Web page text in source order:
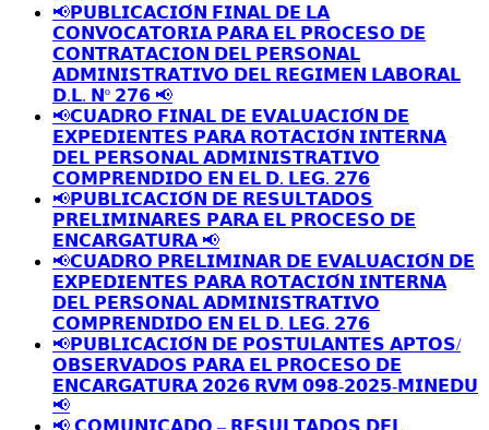
📢𝗣𝗨𝗕𝗟𝗜𝗖𝗔𝗖𝗜𝗢́𝗡 𝗙𝗜𝗡𝗔𝗟 𝗗𝗘 𝗟𝗔
𝗖𝗢𝗡𝗩𝗢𝗖𝗔𝗧𝗢𝗥𝗜𝗔 𝗣𝗔𝗥𝗔 𝗘𝗟 𝗣𝗥𝗢𝗖𝗘𝗦𝗢 𝗗𝗘
𝗖𝗢𝗡𝗧𝗥𝗔𝗧𝗔𝗖𝗜𝗢𝗡 𝗗𝗘𝗟 𝗣𝗘𝗥𝗦𝗢𝗡𝗔𝗟
𝗔𝗗𝗠𝗜𝗡𝗜𝗦𝗧𝗥𝗔𝗧𝗜𝗩𝗢 𝗗𝗘𝗟 𝗥𝗘𝗚𝗜𝗠𝗘𝗡 𝗟𝗔𝗕𝗢𝗥𝗔𝗟
𝗗.𝗟. 𝗡º 𝟮𝟳𝟲 📢
📢𝗖𝗨𝗔𝗗𝗥𝗢 𝗙𝗜𝗡𝗔𝗟 𝗗𝗘 𝗘𝗩𝗔𝗟𝗨𝗔𝗖𝗜𝗢́𝗡 𝗗𝗘
𝗘𝗫𝗣𝗘𝗗𝗜𝗘𝗡𝗧𝗘𝗦 𝗣𝗔𝗥𝗔 𝗥𝗢𝗧𝗔𝗖𝗜𝗢́𝗡 𝗜𝗡𝗧𝗘𝗥𝗡𝗔
𝗗𝗘𝗟 𝗣𝗘𝗥𝗦𝗢𝗡𝗔𝗟 𝗔𝗗𝗠𝗜𝗡𝗜𝗦𝗧𝗥𝗔𝗧𝗜𝗩𝗢
𝗖𝗢𝗠𝗣𝗥𝗘𝗡𝗗𝗜𝗗𝗢 𝗘𝗡 𝗘𝗟 𝗗. 𝗟𝗘𝗚. 𝟮𝟳𝟲
📢𝗣𝗨𝗕𝗟𝗜𝗖𝗔𝗖𝗜𝗢́𝗡 𝗗𝗘 𝗥𝗘𝗦𝗨𝗟𝗧𝗔𝗗𝗢𝗦
𝗣𝗥𝗘𝗟𝗜𝗠𝗜𝗡𝗔𝗥𝗘𝗦 𝗣𝗔𝗥𝗔 𝗘𝗟 𝗣𝗥𝗢𝗖𝗘𝗦𝗢 𝗗𝗘
𝗘𝗡𝗖𝗔𝗥𝗚𝗔𝗧𝗨𝗥𝗔 📢
📢𝗖𝗨𝗔𝗗𝗥𝗢 𝗣𝗥𝗘𝗟𝗜𝗠𝗜𝗡𝗔𝗥 𝗗𝗘 𝗘𝗩𝗔𝗟𝗨𝗔𝗖𝗜𝗢́𝗡 𝗗𝗘
𝗘𝗫𝗣𝗘𝗗𝗜𝗘𝗡𝗧𝗘𝗦 𝗣𝗔𝗥𝗔 𝗥𝗢𝗧𝗔𝗖𝗜𝗢́𝗡 𝗜𝗡𝗧𝗘𝗥𝗡𝗔
𝗗𝗘𝗟 𝗣𝗘𝗥𝗦𝗢𝗡𝗔𝗟 𝗔𝗗𝗠𝗜𝗡𝗜𝗦𝗧𝗥𝗔𝗧𝗜𝗩𝗢
𝗖𝗢𝗠𝗣𝗥𝗘𝗡𝗗𝗜𝗗𝗢 𝗘𝗡 𝗘𝗟 𝗗. 𝗟𝗘𝗚. 𝟮𝟳𝟲
📢𝗣𝗨𝗕𝗟𝗜𝗖𝗔𝗖𝗜𝗢́𝗡 𝗗𝗘 𝗣𝗢𝗦𝗧𝗨𝗟𝗔𝗡𝗧𝗘𝗦 𝗔𝗣𝗧𝗢𝗦/
𝗢𝗕𝗦𝗘𝗥𝗩𝗔𝗗𝗢𝗦 𝗣𝗔𝗥𝗔 𝗘𝗟 𝗣𝗥𝗢𝗖𝗘𝗦𝗢 𝗗𝗘
𝗘𝗡𝗖𝗔𝗥𝗚𝗔𝗧𝗨𝗥𝗔 𝟮𝟬𝟮𝟲 𝗥𝗩𝗠 𝟬𝟵𝟴-𝟮𝟬𝟮𝟱-𝗠𝗜𝗡𝗘𝗗𝗨
📢
📢 𝗖𝗢𝗠𝗨𝗡𝗜𝗖𝗔𝗗𝗢 – 𝗥𝗘𝗦𝗨𝗟𝗧𝗔𝗗𝗢𝗦 𝗗𝗘𝗟